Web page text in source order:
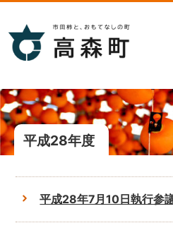
平成28年度
平成28年7月10日執行参